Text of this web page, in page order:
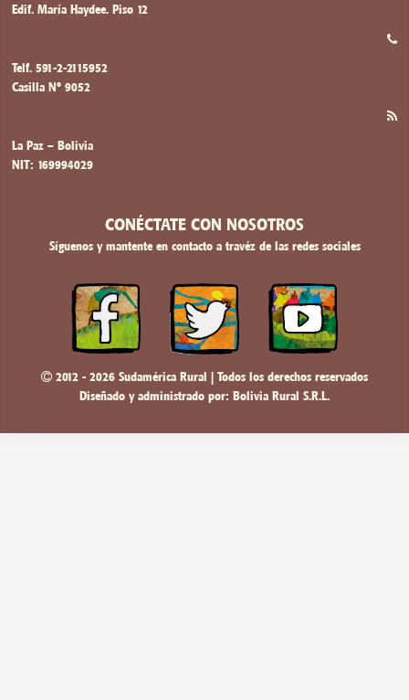
Edif. María Haydee. Piso 12
Telf. 591-2-2115952
Casilla Nº 9052
La Paz – Bolivia
NIT: 169994029
CONÉCTATE CON NOSOTROS
Síguenos y mantente en contacto a travéz de las redes sociales
2012 - 2026 Sudamérica Rural | Todos los derechos reservados
Diseñado y administrado por: Bolivia Rural S.R.L.